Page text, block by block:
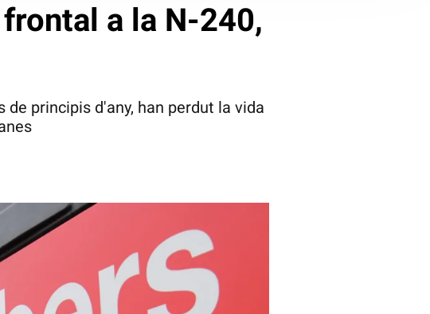
a la N-240,
principis d'any, han perdut la vida